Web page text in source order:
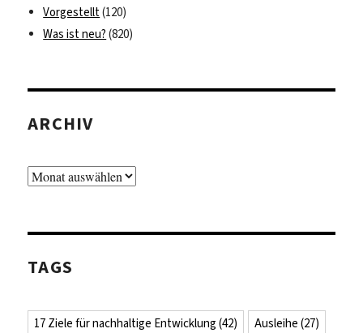
Vorgestellt(120)
Was ist neu? (820)
ARCHIV
Archiv
TAGS
17 Ziele für nachhaltige Entwicklung (42) Ausleihe (27)